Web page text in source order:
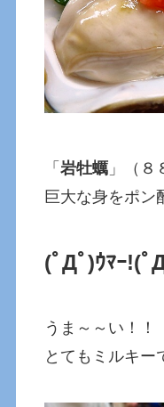
「岩牡蠣 」（８
巨大な身をポン
(ﾟДﾟ)ｳﾏｰ!(ﾟ
うま～～い！！
とてもミルキー